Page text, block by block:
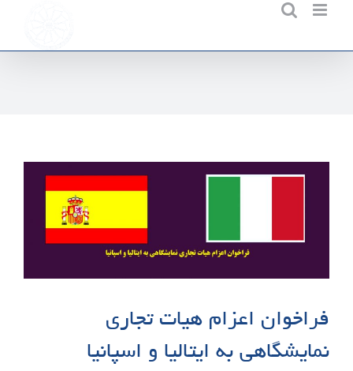
content
فراخوان اعزام هیات تجاری
نمایشگاهی به ایتالیا و اسپانیا